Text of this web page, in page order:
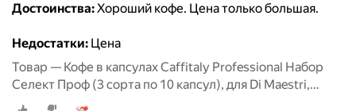
Достоинства:Хороший кофе. Цена только большая.
Недостатки: Цена
Товар — Кофе в капсулах Caffitaly Professional Набор
Селект Проф (3 сорта по 10 капсул), для Di Maestri,
Caffitaly, Paulig, Tchibo Cafissimo